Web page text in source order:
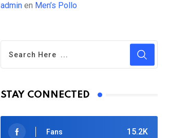
admin en Men’s Pollo
STAY CONNECTED
15.2K
Fans